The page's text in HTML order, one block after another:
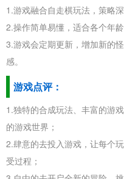
1.游戏融合自走棋玩法，策略
2.操作简单易懂，适合各个年
3.游戏会定期更新，增加新的
感。
游戏点评：
1.独特的合成玩法、丰富的游
的游戏世界；
2.肆意的去投入游戏，让每个
受过程；